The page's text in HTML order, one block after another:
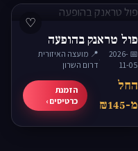
♡
פול טראנק בהופעה
📅 2026-
11-05
·
📍 מועצה האיזורית
דרום השרון
החל
מ-₪145
הזמנת
כרטיסים ›